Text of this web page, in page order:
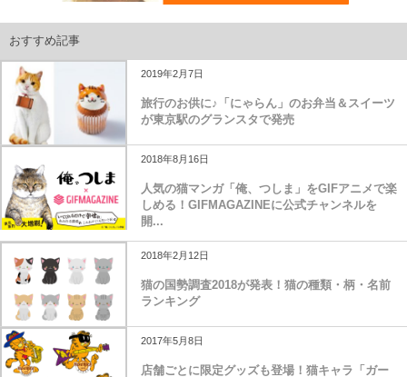
おすすめ記事
2019年2月7日
旅行のお供に♪「にゃらん」のお弁当＆スイーツ
が東京駅のグランスタで発売
2018年8月16日
人気の猫マンガ「俺、つしま」をGIFアニメで楽
しめる！GIFMAGAZINEに公式チャンネルを
開...
2018年2月12日
猫の国勢調査2018が発表！猫の種類・柄・名前
ランキング
2017年5月8日
店舗ごとに限定グッズも登場！猫キャラ「ガー